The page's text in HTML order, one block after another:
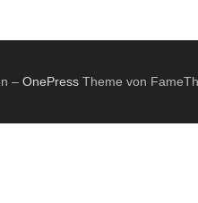
– OnePressTheme von